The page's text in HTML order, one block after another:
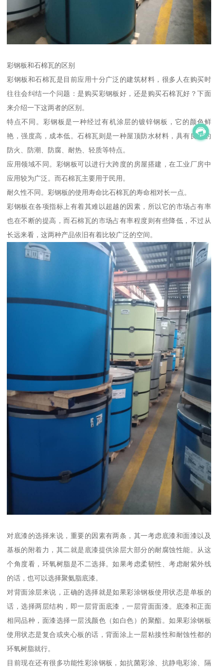
彩钢板和石棉瓦的区别
彩钢板和石棉瓦是目前应用十分广泛的建筑材料，很多人在购买时
往往会纠结一个问题：是购买彩钢板好，还是购买石棉瓦好？下面
来介绍一下这两者的区别。
特点不同。彩钢板是一种经过有机涂层的镀锌钢板，它的颜色鲜
艳，强度高，成本低。石棉瓦则是一种屋顶防水材料，具有良好的
防火、防潮、防腐、耐热、轻质等特点。
应用领域不同。彩钢板可以进行大跨度的房屋搭建，在工业厂房中
应用较为广泛。而石棉瓦主要用于民用。
耐久性不同。彩钢板的使用寿命比石棉瓦的寿命相对长一点。
彩钢板在各项指标上有着其难以超越的因素，所以它的市场占有率
也在不断的提高，而石棉瓦的市场占有率程度则有些降低，不过从
长远来看，这两种产品依旧有着比较广泛的空间。
对底漆的选择来说，重要的因素有两条，其一考虑底漆和面漆以及
基板的附着力，其二就是底漆提供涂层大部分的耐腐蚀性能。从这
个角度看，环氧树脂是不二选择。如果考虑柔韧性、考虑耐紫外线
的话，也可以选择聚氨脂底漆。
对背面涂层来说，正确的选择就是如果彩涂钢板使用状态是单板的
话，选择两层结构，即一层背面底漆，一层背面面漆。底漆和正面
相同品种，面漆选择一层浅颜色（如白色）的聚酯。如果彩涂钢板
使用状态是复合或夹心板的话，背面涂上一层粘接性和耐蚀性都的
环氧树脂就行。
目前现在还有很多功能性彩涂钢板，如抗菌彩涂、抗静电彩涂、隔